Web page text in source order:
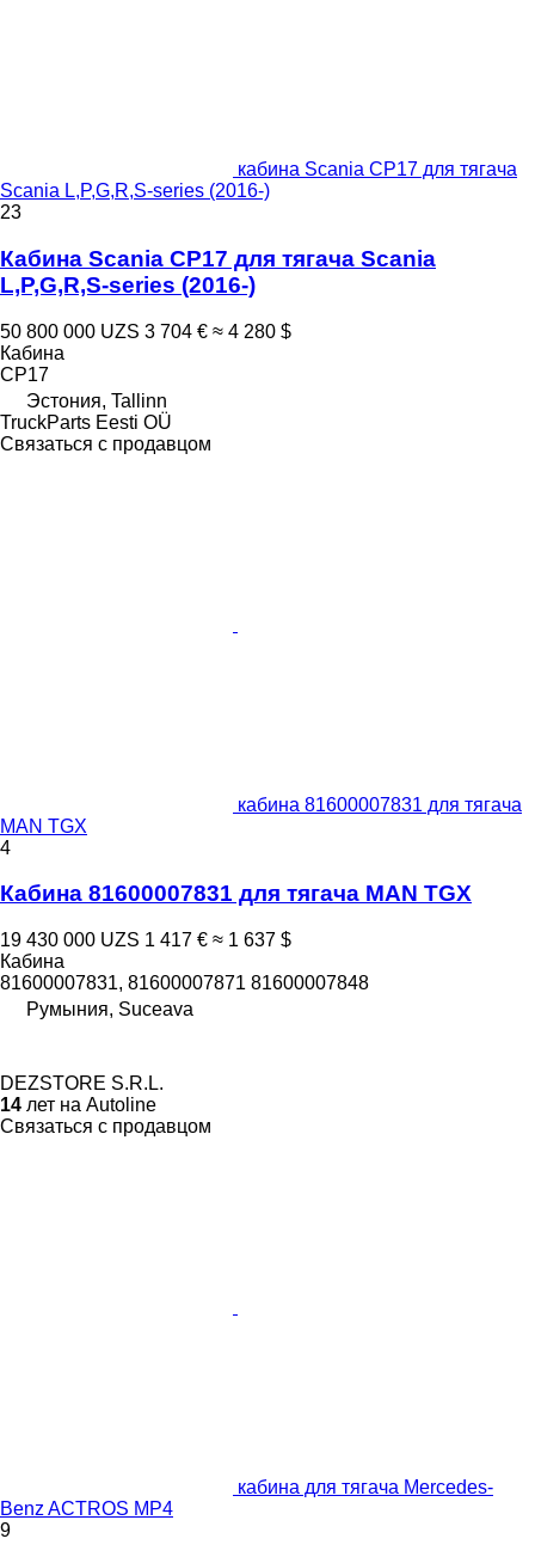
кабина Scania CP17 для тягача
Scania L,P,G,R,S-series (2016-)
23
Кабина Scania CP17 для тягача Scania
L,P,G,R,S-series (2016-)
50 800 000 UZS 3 704 € ≈ 4 280 $
Кабина
CP17
Эстония, Tallinn
TruckParts Eesti OÜ
Связаться с продавцом
кабина 81600007831 для тягача
MAN TGX
4
Кабина 81600007831 для тягача MAN TGX
19 430 000 UZS 1 417 € ≈ 1 637 $
Кабина
81600007831, 81600007871 81600007848
Румыния, Suceava
DEZSTORE S.R.L.
14 лет на Autoline
Связаться с продавцом
кабина для тягача Mercedes-
Benz ACTROS MP4
9